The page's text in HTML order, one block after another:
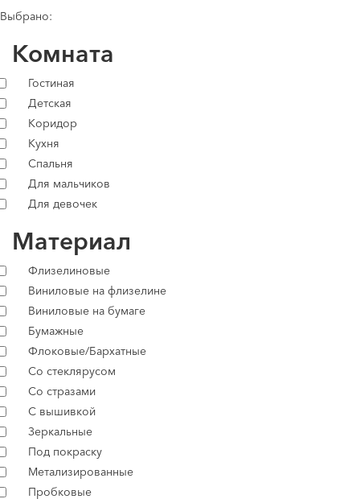
Выбрано:
Комната
Гостиная
Детская
Коридор
Кухня
Спальня
Для мальчиков
Для девочек
Материал
Флизелиновые
Виниловые на флизелине
Виниловые на бумаге
Бумажные
Флоковые/Бархатные
Со стеклярусом
Со стразами
С вышивкой
Зеркальные
Под покраску
Метализированные
Пробковые